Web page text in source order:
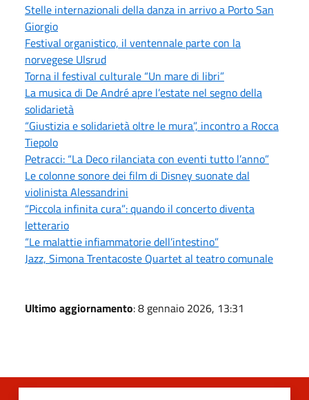
Stelle internazionali della danza in arrivo a Porto San
Giorgio
Festival organistico, il ventennale parte con la
norvegese Ulsrud
Torna il festival culturale “Un mare di libri”
La musica di De André apre l’estate nel segno della
solidarietà
“Giustizia e solidarietà oltre le mura”, incontro a Rocca
Tiepolo
Petracci: “La Deco rilanciata con eventi tutto l’anno”
Le colonne sonore dei film di Disney suonate dal
violinista Alessandrini
“Piccola infinita cura”: quando il concerto diventa
letterario
“Le malattie infiammatorie dell’intestino”
Jazz, Simona Trentacoste Quartet al teatro comunale
Ultimo aggiornamento: 8 gennaio 2026, 13:31